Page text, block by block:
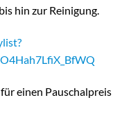
hin zur Reinigung.
einen Pauschalpreis